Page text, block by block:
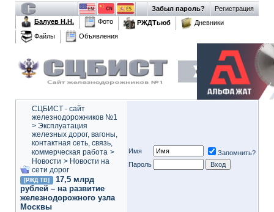
Регистрация
Забыл пароль?
Балуев Н.Н.
Фото РЖДТьюб
Дневники
Файлы
Объявления
СЦБИСТ - сайт
железнодорожников №1
> Эксплуатация
железных дорог, вагоны,
контактная сеть, связь,
коммерческая работа >
Новости > Новости на
сети дорог
[РЖД ТВ]
17,5 млрд
рублей – на развитие
железнодорожного узла
Москвы
Имя
Запомнить?
Пароль